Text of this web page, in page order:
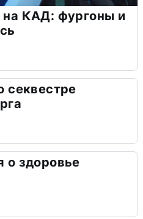
КАД: фургоны и
секвестре
о здоровье